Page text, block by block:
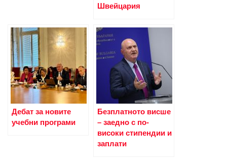
Швейцария
Дебат за новите
учебни програми
Безплатното висше
– заедно с по-
високи стипендии и
заплати